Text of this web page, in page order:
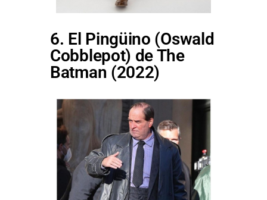
6. El Pingüino (Oswald
Cobblepot) de The
Batman (2022)